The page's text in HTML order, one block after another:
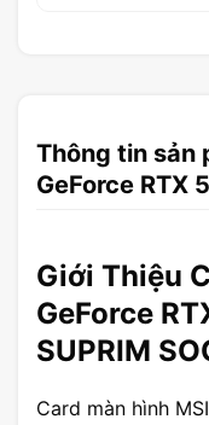
Thông tin sản
GeForce RTX
Giới Thiệu
GeForce
SUPRIM
Card màn hình